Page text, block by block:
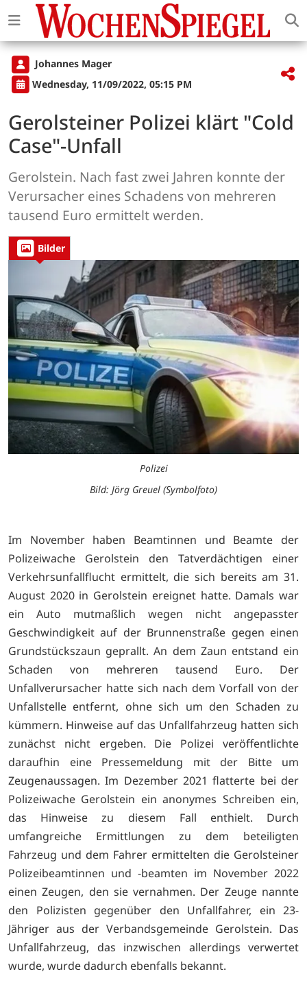
Johannes Mager
Wednesday, 11/09/2022, 05:15 PM
Gerolsteiner Polizei klärt "Cold
Case"-Unfall
Gerolstein. Nach fast zwei Jahren konnte der
Verursacher eines Schadens von mehreren
tausend Euro ermittelt werden.
Bilder
Polizei
Bild: Jörg Greuel (Symbolfoto)
Im November haben Beamtinnen und Beamte der
Polizeiwache Gerolstein den Tatverdächtigen einer
Verkehrsunfallflucht ermittelt, die sich bereits am 31.
August 2020 in Gerolstein ereignet hatte. Damals war
ein Auto mutmaßlich wegen nicht angepasster
Geschwindigkeit auf der Brunnenstraße gegen einen
Grundstückszaun geprallt. An dem Zaun entstand ein
Schaden von mehreren tausend Euro. Der
Unfallverursacher hatte sich nach dem Vorfall von der
Unfallstelle entfernt, ohne sich um den Schaden zu
kümmern. Hinweise auf das Unfallfahrzeug hatten sich
zunächst nicht ergeben. Die Polizei veröffentlichte
daraufhin eine Pressemeldung mit der Bitte um
Zeugenaussagen. Im Dezember 2021 flatterte bei der
Polizeiwache Gerolstein ein anonymes Schreiben ein,
das Hinweise zu diesem Fall enthielt. Durch
umfangreiche Ermittlungen zu dem beteiligten
Fahrzeug und dem Fahrer ermittelten die Gerolsteiner
Polizeibeamtinnen und -beamten im November 2022
einen Zeugen, den sie vernahmen. Der Zeuge nannte
den Polizisten gegenüber den Unfallfahrer, ein 23-
Jähriger aus der Verbandsgemeinde Gerolstein. Das
Unfallfahrzeug, das inzwischen allerdings verwertet
wurde, wurde dadurch ebenfalls bekannt.